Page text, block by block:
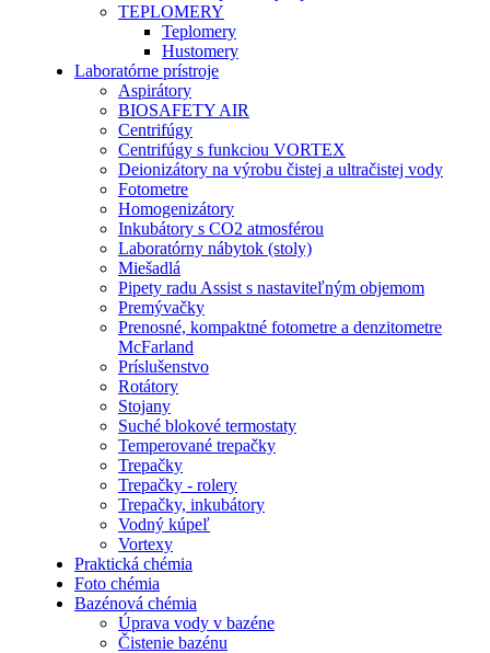
TEPLOMERY
Teplomery
Hustomery
Laboratórne prístroje
Aspirátory
BIOSAFETY AIR
Centrifúgy
Centrifúgy s funkciou VORTEX
Deionizátory na výrobu čistej a ultračistej vody
Fotometre
Homogenizátory
Inkubátory s CO2 atmosférou
Laboratórny nábytok (stoly)
Miešadlá
Pipety radu Assist s nastaviteľným objemom
Premývačky
Prenosné, kompaktné fotometre a denzitometre
McFarland
Príslušenstvo
Rotátory
Stojany
Suché blokové termostaty
Temperované trepačky
Trepačky
Trepačky - rolery
Trepačky, inkubátory
Vodný kúpeľ
Vortexy
Praktická chémia
Foto chémia
Bazénová chémia
Úprava vody v bazéne
Čistenie bazénu